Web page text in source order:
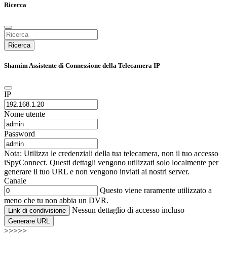
Ricerca
Ricerca
Shamim Assistente di Connessione della Telecamera IP
IP
Nome utente
Password
Nota: Utilizza le credenziali della tua telecamera, non il tuo accesso
iSpyConnect. Questi dettagli vengono utilizzati solo localmente per
generare il tuo URL e non vengono inviati ai nostri server.
Canale
Questo viene raramente utilizzato a
meno che tu non abbia un DVR.
Link di condivisione Nessun dettaglio di accesso incluso
Generare URL
>>>>>